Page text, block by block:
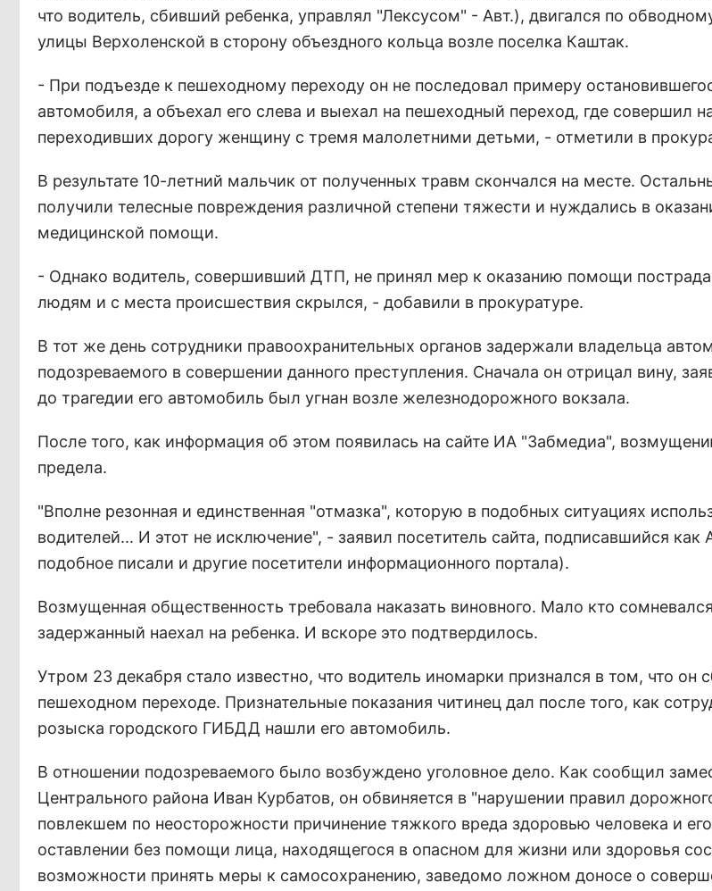
что водитель, сбивший ребенка, управлял "Лексусом" - Авт.), двигался по
улицы Верхоленской в сторону объездного кольца возле поселка Каштак.
- При подъезде к пешеходному переходу он не последовал примеру
автомобиля, а объехал его слева и выехал на пешеходный переход, где совершил
переходивших дорогу женщину с тремя малолетними детьми, - отметили в
В результате 10-летний мальчик от полученных травм скончался на месте.
получили телесные повреждения различной степени тяжести и нуждались в
медицинской помощи.
- Однако водитель, совершивший ДТП, не принял мер к оказанию помощи
людям и с места происшествия скрылся, - добавили в прокуратуре.
В тот же день сотрудники правоохранительных органов задержали владельца
подозреваемого в совершении данного преступления. Сначала он отрицал вину,
до трагедии его автомобиль был угнан возле железнодорожного вокзала.
После того, как информация об этом появилась на сайте ИА "Забмедиа",
предела.
"Вполне резонная и единственная "отмазка", которую в подобных ситуациях
водителей... И этот не исключение", - заявил посетитель сайта, подписавшийся как
подобное писали и другие посетители информационного портала).
Возмущенная общественность требовала наказать виновного. Мало кто
задержанный наехал на ребенка. И вскоре это подтвердилось.
Утром 23 декабря стало известно, что водитель иномарки признался в том, что он
пешеходном переходе. Признательные показания читинец дал после того, как
розыска городского ГИБДД нашли его автомобиль.
В отношении подозреваемого было возбуждено уголовное дело. Как сообщил
Центрального района Иван Курбатов, он обвиняется в "нарушении правил
повлекшем по неосторожности причинение тяжкого вреда здоровью человека и
оставлении без помощи лица, находящегося в опасном для жизни или здоровья
возможности принять меры к самосохранению, заведомо ложном доносе о